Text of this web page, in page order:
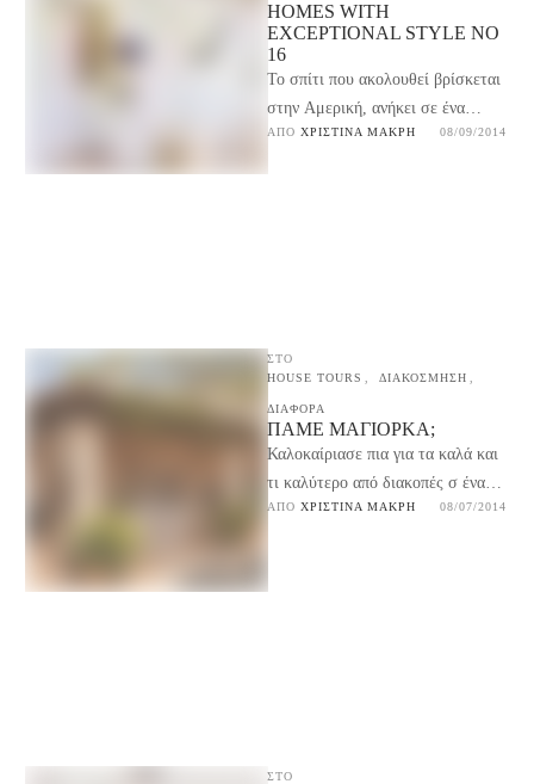
HOMES WITH
EXCEPTIONAL STYLE NO
16
Το σπίτι που ακολουθεί βρίσκεται
στην Αμερική, ανήκει σε ένα
ζευγάρι τηλεαστέρων και αντίθετα
ΑΠΌ ΧΡΙΣΤΊΝΑ ΜΑΚΡΉ 08/09/2014
ΣΤΟ
HOUSE TOURS
ΔΙΑΚΟΣΜΗΣΗ
ΔΙΑΦΟΡΑ
ΠΆΜΕ ΜΑΓΙΌΡΚΑ;
Καλοκαίριασε πια για τα καλά και
τι καλύτερο από διακοπές σ ένα
φημισμένο Ισπανικό θέρετρο. Κι
ΑΠΌ ΧΡΙΣΤΊΝΑ ΜΑΚΡΉ 08/07/2014
ΣΤΟ